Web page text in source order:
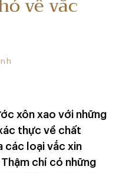
xôn xao với những
thực về chất
các loại vắc xin
chí có những